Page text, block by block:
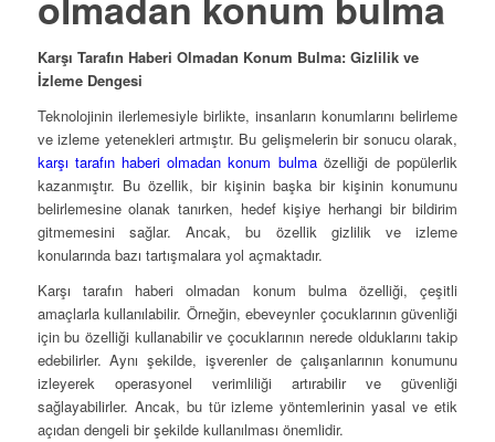
Karşı Tarafın Haberi Olmadan Konum Bulma: Gizlilik ve
İzleme Dengesi
Teknolojinin ilerlemesiyle birlikte, insanların konumlarını belirleme
ve izleme yetenekleri artmıştır. Bu gelişmelerin bir sonucu olarak,
karşı tarafın haberi olmadan konum bulmaözelliği de popülerlik
kazanmıştır. Bu özellik, bir kişinin başka bir kişinin konumunu
belirlemesine olanak tanırken, hedef kişiye herhangi bir bildirim
gitmemesini sağlar. Ancak, bu özellik gizlilik ve izleme
konularında bazı tartışmalara yol açmaktadır.
Karşı tarafın haberi olmadan konum bulma özelliği, çeşitli
amaçlarla kullanılabilir. Örneğin, ebeveynler çocuklarının güvenliği
için bu özelliği kullanabilir ve çocuklarının nerede olduklarını takip
edebilirler. Aynı şekilde, işverenler de çalışanlarının konumunu
izleyerek operasyonel verimliliği artırabilir ve güvenliği
sağlayabilirler. Ancak, bu tür izleme yöntemlerinin yasal ve etik
açıdan dengeli bir şekilde kullanılması önemlidir.